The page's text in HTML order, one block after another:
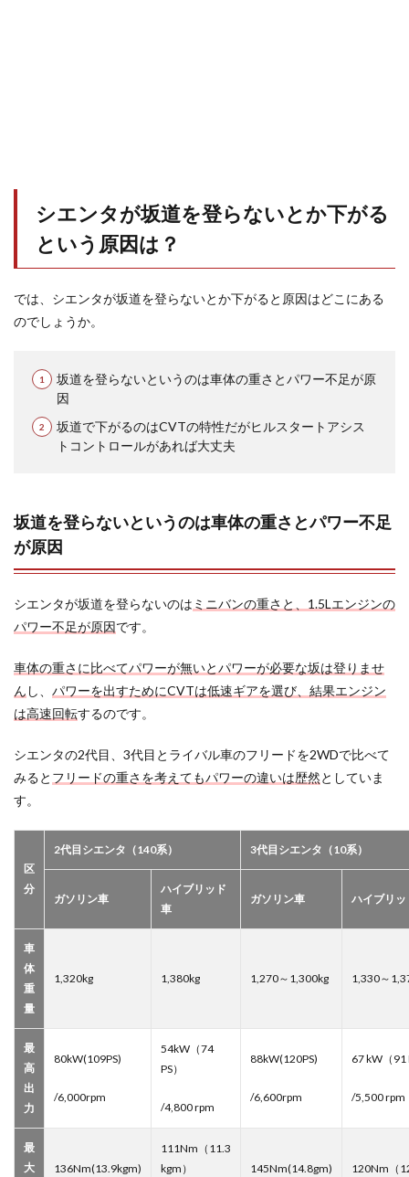
シエンタが坂道を登らないとか下がる
という原因は？
では、シエンタが坂道を登らないとか下がると原因はどこにある
のでしょうか。
坂道を登らないというのは車体の重さとパワー不足が原
因
坂道で下がるのはCVTの特性だがヒルスタートアシス
トコントロールがあれば大丈夫
坂道を登らないというのは車体の重さとパワー不足
が原因
シエンタが坂道を登らないのは ミニバンの重さと、1.5Lエンジンの
パワー不足が原因です。
車体の重さに比べてパワーが無いとパワーが必要な坂は登りませ
ん し、 パワーを出すためにCVTは低速ギアを選び、結果エンジン
は高速回転するのです。
シエンタの2代目、3代目とライバル車のフリードを2WDで比べて
みると フリードの重さを考えてもパワーの違いは歴然としていま
す。
区
分
2代目シエンタ（140系） 3代目シエンタ（10系）
ガソリン車
ハイブリッド
車
ガソリン車 ハイブリッ
車
体
重
量
1,320kg 1,380kg 1,270～1,300kg 1,330～
最
高
出
力
80kW(109PS)
/6,000rpm
54kW（74
PS）
/4,800 rpm
88kW(120PS)
/6,600rpm
67 kW（91
/5,500 rpm
最
大
136Nm(13.9kgm)
111Nm（11.3
kgm）
145Nm(14.8gm) 120Nm（